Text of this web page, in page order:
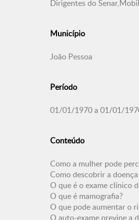
Dirigentes do
Município
João Pessoa
Período
01/01/1970 a 01/01/
Conteúdo
Como a mulher pode
Como descobrir a
O que é o exame clínico
O que é mamografia?
O que pode aumentar o
O auto-exame previne a